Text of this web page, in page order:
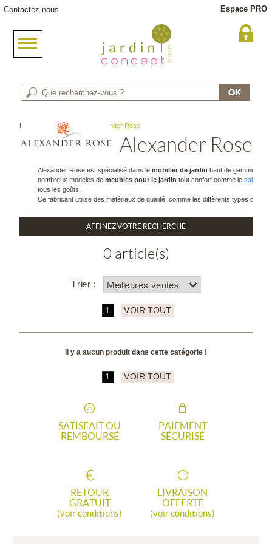
Contactez-nous Espace PRO
Meuble jardin> Marque : Alexander Rose
Alexander Rose
Alexander Rose est spécialisé dans lemobilier de jardin haut de gamme
nombreux modèles demeubles pour le jardin tout confort comme lesalon de
tous les goûts.
Ce fabricant utilise des matériaux de qualité, comme les diffèrents types de
AFFINEZ VOTRE RECHERCHE
0 article(s)
Trier :
1 VOIR TOUT
Il y a aucun produit dans cette catégorie !
1 VOIR TOUT
SATISFAIT OU
REMBOURSÉ
PAIEMENT
SÉCURISÉ
RETOUR
GRATUIT
(voir conditions)
LIVRAISON
OFFERTE
(voir conditions)